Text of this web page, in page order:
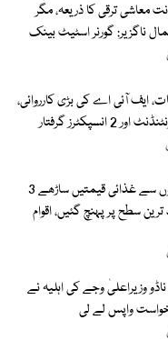
معاشی ترقی کا ذریعہ، مگر
ناگزیر: گورنر اسٹیٹ بینک
ایف آئی اے کی بڑی کارروائی،
عالمی جنگوں سے غذائی قیمتیں ساڑھے 3
سطح پر پہنچ گئیں، اقوام
ناڈو وزیراعلیٰ وجے کی اہلیہ نے
واپس لے لی